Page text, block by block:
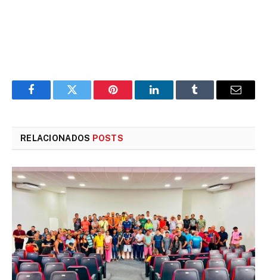
FacebookTwitter Pinterest LinkedInTumblr
E-
RELACIONADOS POSTS